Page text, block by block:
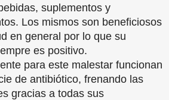
suplementos y
Los mismos son beneficiosos
en general por lo que su
es positivo.
para este malestar funcionan
de antibiótico, frenando las
gracias a todas sus